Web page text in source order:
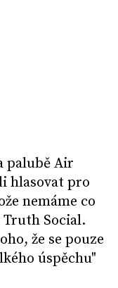
palubě Air
hlasovat pro
nemáme co
Social.
že se pouze
úspěchu"